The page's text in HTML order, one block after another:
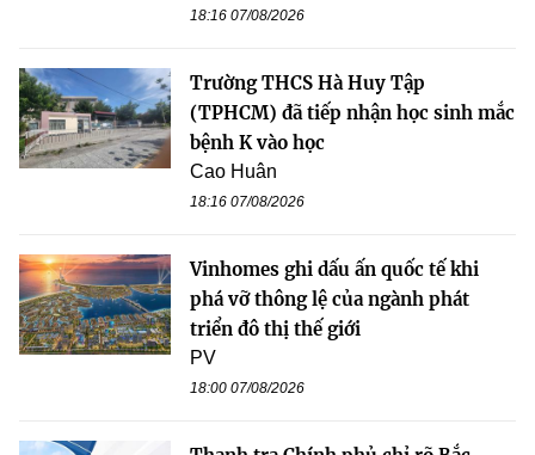
18:16 07/08/2026
Trường THCS Hà Huy Tập
(TPHCM) đã tiếp nhận học sinh mắc
bệnh K vào học
Cao Huân
18:16 07/08/2026
Vinhomes ghi dấu ấn quốc tế khi
phá vỡ thông lệ của ngành phát
triển đô thị thế giới
PV
18:00 07/08/2026